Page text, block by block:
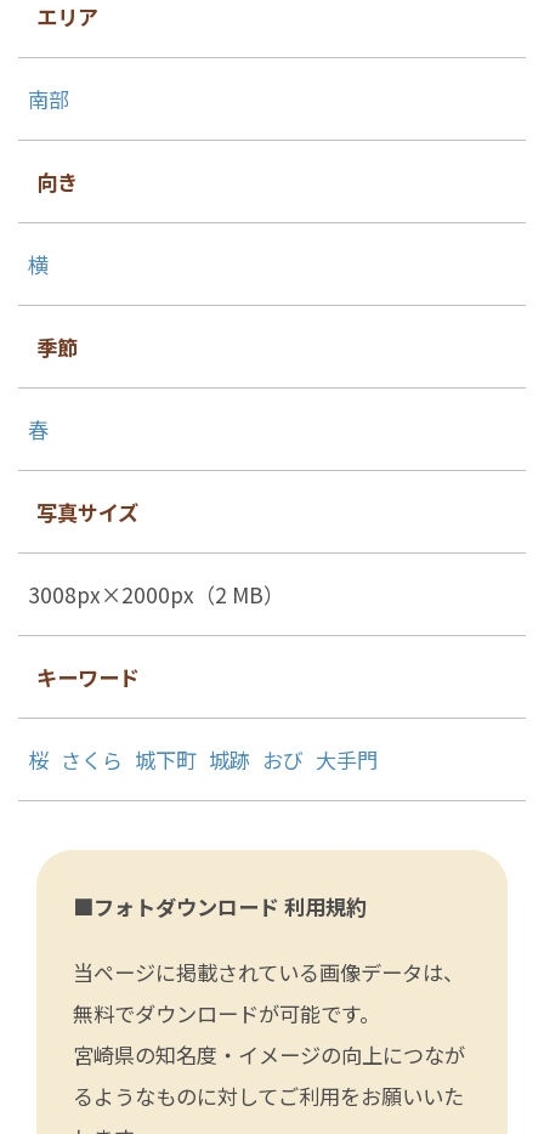
エリア
南部
向き
横
季節
春
写真サイズ
3008px×2000px（2 MB）
キーワード
桜 さくら 城下町 城跡 おび 大手門
■フォトダウンロード 利用規約
当ページに掲載されている画像データは、
無料でダウンロードが可能です。
宮崎県の知名度・イメージの向上につなが
るようなものに対してご利用をお願いいた